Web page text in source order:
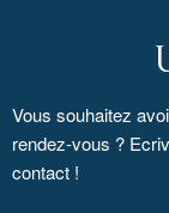
Vous souhaitez
rendez-vous ?
contact !